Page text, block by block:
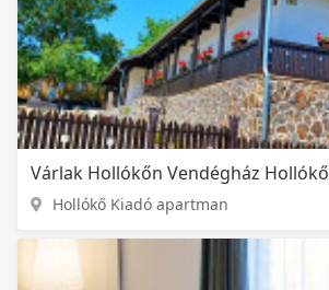
Várlak Hollókőn Vendégház Hollókő
Hollókő Kiadó apartman